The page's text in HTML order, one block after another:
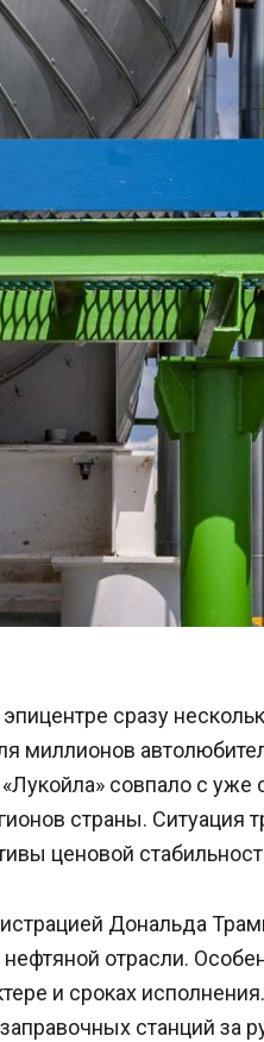
сразу
миллионов
совпало с
страны. Ситуация
ценовой
Дональда
отрасли.
и сроках
станций за